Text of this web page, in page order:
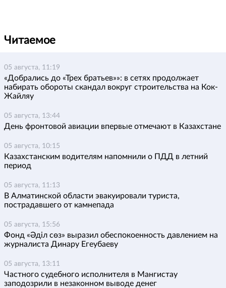
Читаемое
05 августа, 11:19
«Добрались до «Трех братьев»»: в сетях продолжает
набирать обороты скандал вокруг строительства на Кок-
Жайляу
05 августа, 13:44
День фронтовой авиации впервые отмечают в Казахстане
05 августа, 10:15
Казахстанским водителям напомнили о ПДД в летний
период
05 августа, 11:13
В Алматинской области эвакуировали туриста,
пострадавшего от камнепада
05 августа, 15:56
Фонд «Әділ сөз» выразил обеспокоенность давлением на
журналиста Динару Егеубаеву
05 августа, 13:11
Частного судебного исполнителя в Мангистау
заподозрили в незаконном выводе денег